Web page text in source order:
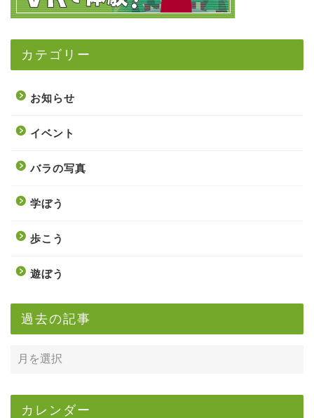
カテゴリー
お知らせ
イベント
バラの写真
学ぼう
歩こう
遊ぼう
過去の記事
カレンダー